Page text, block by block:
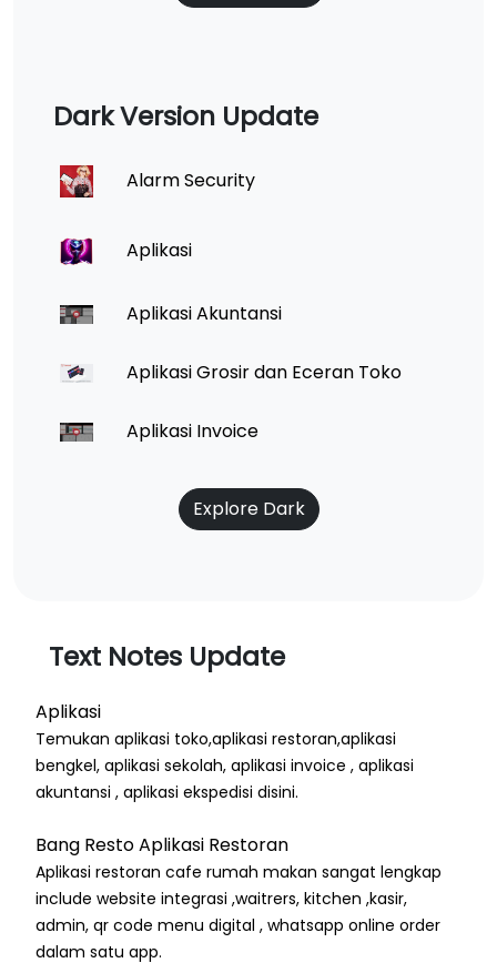
Dark Version Update
Alarm Security
Aplikasi
Aplikasi Akuntansi
Aplikasi Grosir dan Eceran Toko
Aplikasi Invoice
Explore Dark
Text Notes Update
Aplikasi
Temukan aplikasi toko,aplikasi restoran,aplikasi
bengkel, aplikasi sekolah, aplikasi invoice , aplikasi
akuntansi , aplikasi ekspedisi disini.
Bang Resto Aplikasi Restoran
Aplikasi restoran cafe rumah makan sangat lengkap
include website integrasi ,waitrers, kitchen ,kasir,
admin, qr code menu digital , whatsapp online order
dalam satu app.